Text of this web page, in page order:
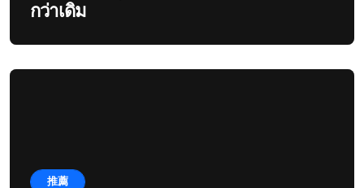
กว่าเดิม
推薦